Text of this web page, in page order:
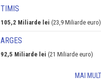
TIMIS
105,2 Miliarde lei (23,9 Miliarde euro)
ARGES
92,5 Miliarde lei (21 Miliarde euro)
MAI MULT